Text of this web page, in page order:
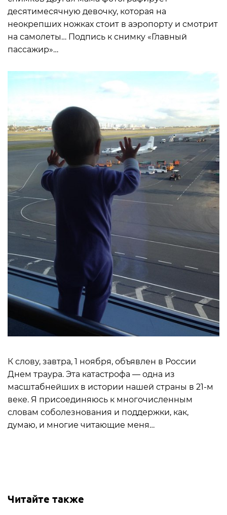
десятимесячную девочку, которая на
неокрепших ножках стоит в аэропорту и смотрит
на самолеты… Подпись к снимку «Главный
пассажир»…
К слову, завтра, 1 ноября, объявлен в России
Днем траура. Эта катастрофа — одна из
масштабнейших в истории нашей страны в 21-м
веке. Я присоединяюсь к многочисленным
словам соболезнования и поддержки, как,
думаю, и многие читающие меня…
Читайте также